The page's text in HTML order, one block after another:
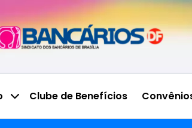
Clube de Benefícios